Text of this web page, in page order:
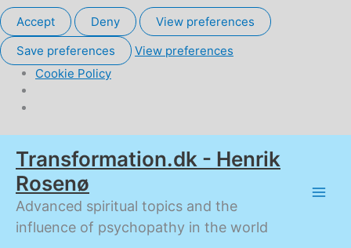
Accept Deny
View preferences
Save preferences
View preferences
Cookie Policy
indholdet
Transformation.dk - Henrik
Rosenø
Advanced spiritual topics and the
influence of psychopathy in the world